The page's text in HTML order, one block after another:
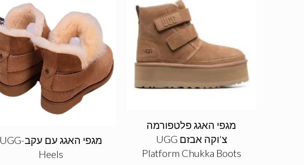
מגפי האגג פלטפורמה
צ'וקה אבזם UGG
Platform Chukka Boots
מגפי האגג עם עקב-UGG
Heels